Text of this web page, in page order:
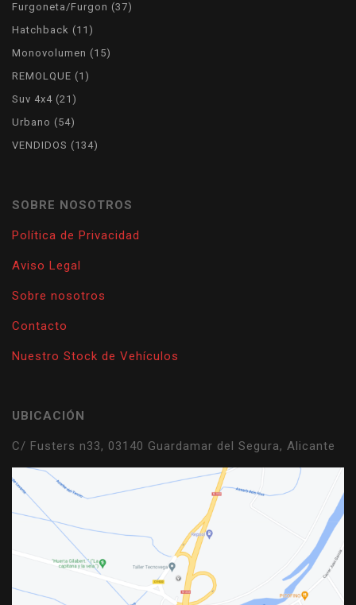
Furgoneta/Furgon
37
Hatchback
11
Monovolumen
15
REMOLQUE
1
Suv 4x4 21
Urbano
54
VENDIDOS
134
SOBRE NOSOTROS
Política de Privacidad
Aviso Legal
Sobre nosotros
Contacto
Nuestro Stock de Vehículos
UBICACIÓN
C/ Fusters n33, 03140 Guardamar del Segura, Alicante